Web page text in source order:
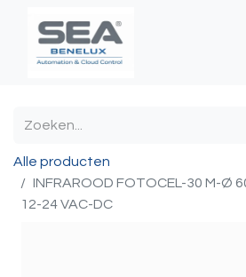
Alle producten
INFRAROOD FOTOCEL-30 M-Ø
12-24 VAC-DC